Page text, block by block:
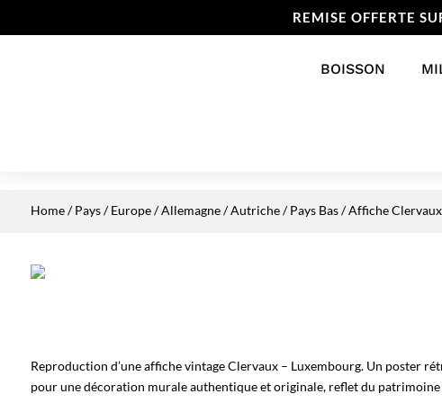
REMISE OFFERTE
BOISSON
Home/Pays/Europe/Allemagne / Autriche / Pays Bas/ Affiche
Reproduction d’une affiche vintage Clervaux – Luxembourg. Un poster
pour une décoration murale authentique et originale, reflet du